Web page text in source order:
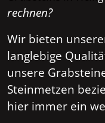
rechnen?
Wir bieten
langlebige
unsere
Steinmetzen
hier immer ein